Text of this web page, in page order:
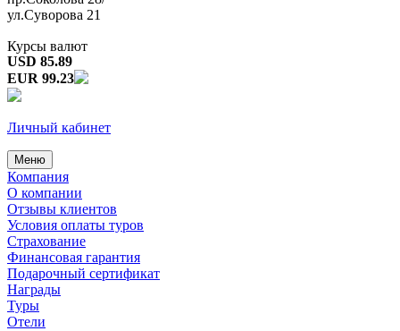
ул.Суворова 21
Курсы валют
USD 85.89
EUR 99.23
Личный кабинет
Меню
Компания
О компании
Отзывы клиентов
Условия оплаты туров
Страхование
Финансовая гарантия
Подарочный сертификат
Награды
Туры
Отели